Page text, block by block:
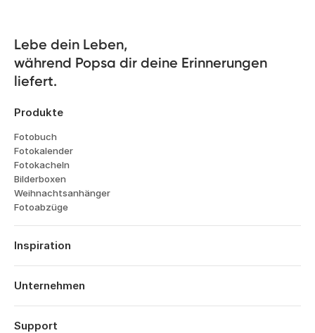
Lebe dein Leben,
während Popsa dir deine Erinnerungen
liefert.
Produkte
Fotobuch
Fotokalender
Fotokacheln
Bilderboxen
Weihnachtsanhänger
Fotoabzüge
Inspiration
Reisen
Hochzeiten
Jahrestage
Unternehmen
Über Popsa
Funktionen
Support